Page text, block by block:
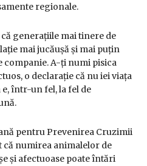
regionale.
că generațiile mai tinere de
mai jucăușă și mai puțin
companie. A-ți numi pisica
o declarație că nu iei viața
e, într-un fel, la fel de
pentru Prevenirea Cruzimii
că numirea animalelor de
și afectuoase poate întări